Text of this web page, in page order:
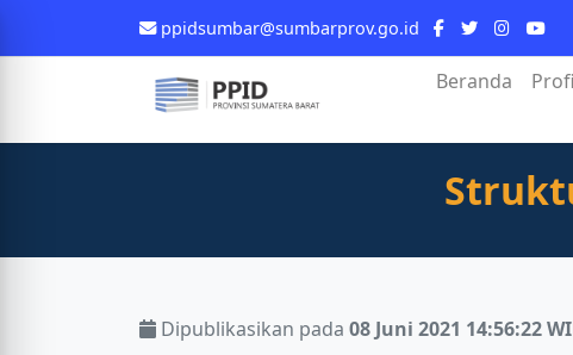
ppidsumbar@sumbarprov.go.id
Beranda
Dipublikasikan pada 08 Juni 2021 14:56:22